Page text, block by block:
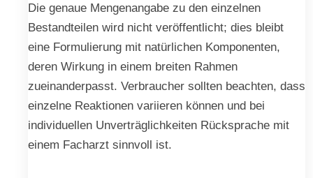
Die genaue Mengenangabe zu den einzelnen
Bestandteilen wird nicht veröffentlicht; dies bleibt
eine Formulierung mit natürlichen Komponenten,
deren Wirkung in einem breiten Rahmen
zueinanderpasst. Verbraucher sollten beachten, dass
einzelne Reaktionen variieren können und bei
individuellen Unverträglichkeiten Rücksprache mit
einem Facharzt sinnvoll ist.